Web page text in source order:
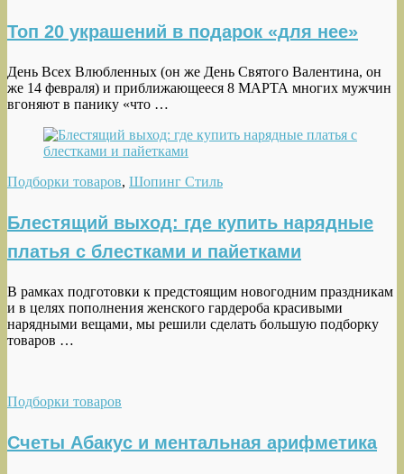
Топ 20 украшений в подарок «для нее»
День Всех Влюбленных (он же День Святого Валентина, он
же 14 февраля) и приближающееся 8 МАРТА многих мужчин
вгоняют в панику «что …
Подборки товаров, Шопинг Стиль
Блестящий выход: где купить нарядные
платья с блестками и пайетками
В рамках подготовки к предстоящим новогодним праздникам
и в целях пополнения женского гардероба красивыми
нарядными вещами, мы решили сделать большую подборку
товаров …
Подборки товаров
Счеты Абакус и ментальная арифметика